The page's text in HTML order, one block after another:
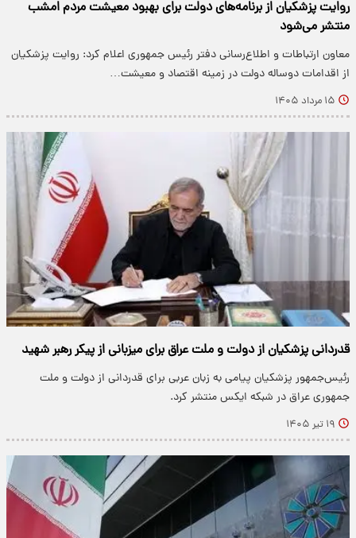
روایت پزشکیان از برنامه‌های دولت برای بهبود معیشت مردم امشب
منتشر می‌شود
معاون ارتباطات و اطلاع‌رسانی دفتر رئیس جمهوری اعلام کرد: روایت پزشکیان
از اقدامات دوساله دولت در زمینه اقتصاد و معیشت…
۱۵ مرداد ۱۴۰۵
قدردانی پزشکیان از دولت و ملت عراق برای میزبانی از پیکر رهبر شهید
رئیس‌جمهور پزشکیان پیامی به زبان عربی برای قدردانی از دولت و ملت
جمهوری عراق در شبکه ایکس منتشر کرد.
۱۹ تیر ۱۴۰۵